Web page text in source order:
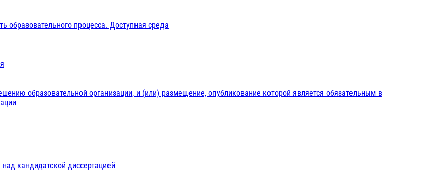
образовательного процесса. Доступная среда
образовательной организации, и (или) размещение, опубликование которой является обязательным в
кандидатской диссертацией